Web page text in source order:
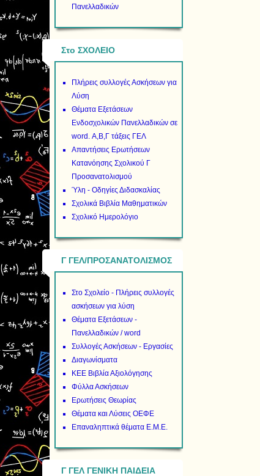
Πανελλαδικών
Στο ΣΧΟΛΕΙΟ
Πλήρεις συλλογές Ασκήσεων για
Λύση
Θέματα Εξετάσεων
Ενδοσχολικών Πανελλαδικών σε
word. Α,Β,Γ τάξεις ΓΕΛ
Απαντήσεις Ερωτήσεων
Κατανόησης Σχολικού Γ
Προσανατολισμού
Ύλη - Οδηγίες Διδασκαλίας
Σχολικά Βιβλία Μαθηματικών
Σχολικό Ημερολόγιο
Γ ΓΕΛ/ΠΡΟΣΑΝΑΤΟΛΙΣΜΟΣ
Στο Σχολείο - Πλήρεις συλλογές
ασκήσεων για λύση
Θέματα Εξετάσεων -
Πανελλαδικών / word
Συλλογές Ασκήσεων - Εργασίες
Διαγωνίσματα
ΚΕΕ Βιβλία Αξιολόγησης
Φύλλα Ασκήσεων
Ερωτήσεις Θεωρίας
Θέματα και Λύσεις ΟΕΦΕ
Επαναληπτικά θέματα Ε.Μ.Ε.
Γ ΓΕΛ ΓΕΝΙΚΗ ΠΑΙΔΕΙΑ